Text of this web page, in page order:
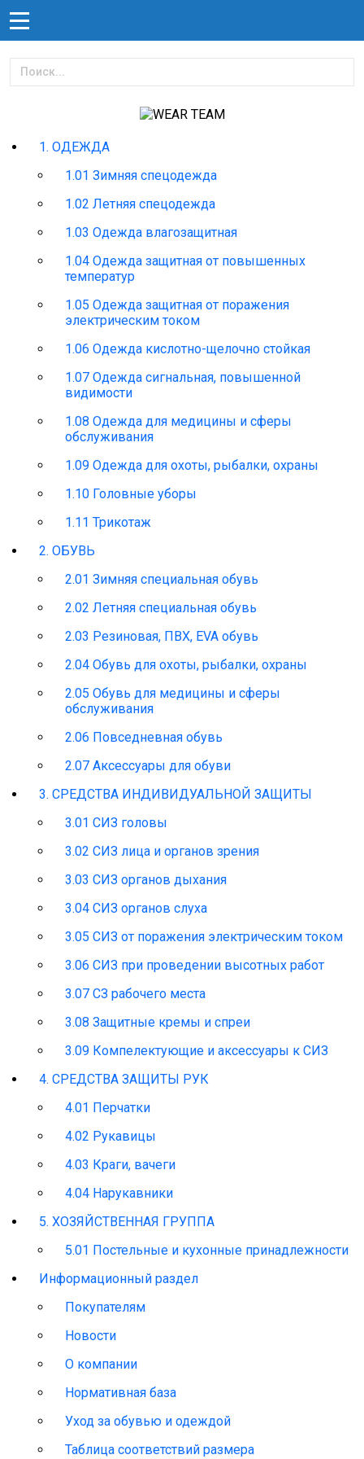
1. ОДЕЖДА
1.01 Зимняя спецодежда
1.02 Летняя спецодежда
1.03 Одежда влагозащитная
1.04 Одежда защитная от повышенных
температур
1.05 Одежда защитная от поражения
электрическим током
1.06 Одежда кислотно-щелочно стойкая
1.07 Одежда сигнальная, повышенной
видимости
1.08 Одежда для медицины и сферы
обслуживания
1.09 Одежда для охоты, рыбалки, охраны
1.10 Головные уборы
1.11 Трикотаж
2. ОБУВЬ
2.01 Зимняя специальная обувь
2.02 Летняя специальная обувь
2.03 Резиновая, ПВХ, EVA обувь
2.04 Обувь для охоты, рыбалки, охраны
2.05 Обувь для медицины и сферы
обслуживания
2.06 Повседневная обувь
2.07 Аксессуары для обуви
3. СРЕДСТВА ИНДИВИДУАЛЬНОЙ ЗАЩИТЫ
3.01 СИЗ головы
3.02 СИЗ лица и органов зрения
3.03 СИЗ органов дыхания
3.04 СИЗ органов слуха
3.05 СИЗ от поражения электрическим током
3.06 СИЗ при проведении высотных работ
3.07 СЗ рабочего места
3.08 Защитные кремы и спреи
3.09 Компелектующие и аксессуары к СИЗ
4. СРЕДСТВА ЗАЩИТЫ РУК
4.01 Перчатки
4.02 Рукавицы
4.03 Краги, вачеги
4.04 Нарукавники
5. ХОЗЯЙСТВЕННАЯ ГРУППА
5.01 Постельные и кухонные принадлежности
Информационный раздел
Покупателям
Новости
О компании
Нормативная база
Уход за обувью и одеждой
Таблица соответствий размера